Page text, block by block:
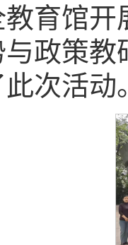
育馆
与政策
次活动